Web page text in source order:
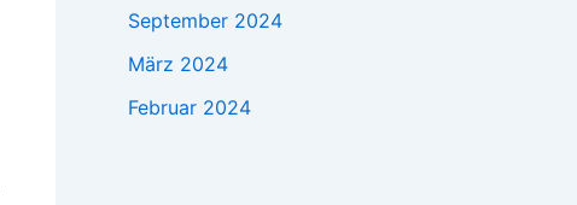
September 2024
März 2024
Februar 2024